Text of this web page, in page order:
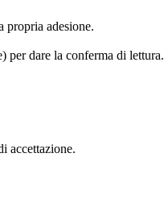
propria adesione.
per dare la conferma di lettura.
accettazione.